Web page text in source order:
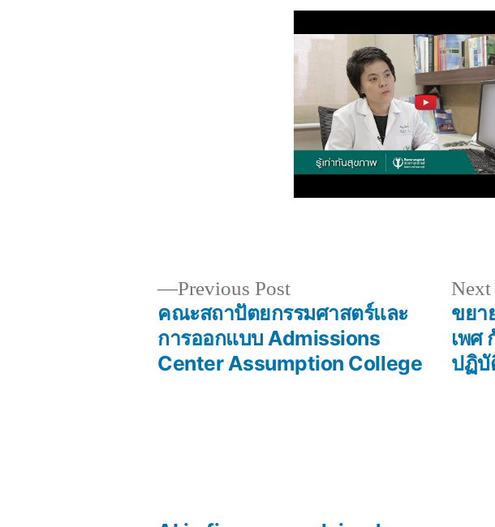
navigation
Previous PostPrevious
post:
คณะสถาปัตยกรรมศาสตร์และ
การออกแบบ Admissions
Center Assumption College
Next
ขยา
เพศ
ปฏิบั